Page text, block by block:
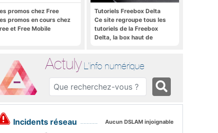
promos chez Free
promos en cours chez
et Free Mobile
Tutoriels Freebox Delta
Ce site regroupe tous les
tutoriels de la Freebox
Delta, la box haut de
Actuly L'info numérique
Incidents réseau Aucun DSLAM injoignable